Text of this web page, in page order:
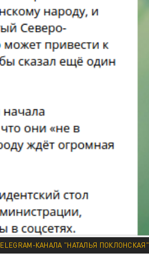
КАНАЛА "НАТАЛЬЯ ПОКЛОНСКАЯ"